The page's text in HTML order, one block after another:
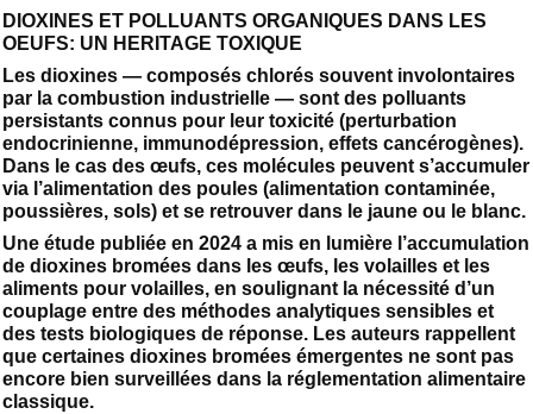
DIOXINES ET POLLUANTS ORGANIQUES DANS LES
OEUFS: UN HERITAGE TOXIQUE
Les dioxines — composés chlorés souvent involontaires
par la combustion industrielle — sont des polluants
persistants connus pour leur toxicité (perturbation
endocrinienne, immunodépression, effets cancérogènes).
Dans le cas des œufs, ces molécules peuvent s’accumuler
via l’alimentation des poules (alimentation contaminée,
poussières, sols) et se retrouver dans le jaune ou le blanc.
Une étude publiée en 2024 a mis en lumière l’accumulation
de dioxines bromées dans les œufs, les volailles et les
aliments pour volailles, en soulignant la nécessité d’un
couplage entre des méthodes analytiques sensibles et
des tests biologiques de réponse. Les auteurs rappellent
que certaines dioxines bromées émergentes ne sont pas
encore bien surveillées dans la réglementation alimentaire
classique.